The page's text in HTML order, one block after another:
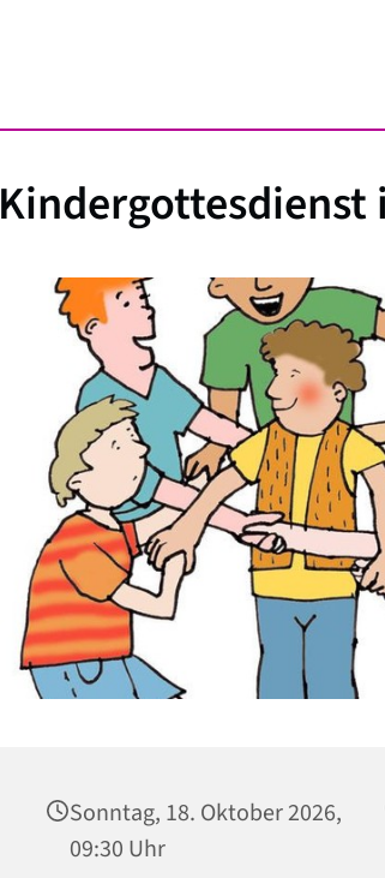
Kindergottesdienst
Sonntag, 18. Oktober 2026,
09:30 Uhr